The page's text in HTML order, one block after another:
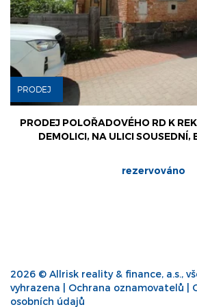
PRODEJ
PRODEJ POLOŘADOVÉHO RD K
DEMOLICI, NA ULICI SOUSEDNÍ,
rezervováno
2026 © Allrisk reality & finance, a.s.,
vyhrazena | Ochrana oznamovatelů
osobních údajů